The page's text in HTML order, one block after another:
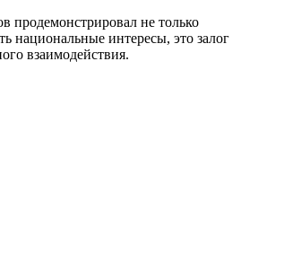
не только
национальные интересы, это залог
взаимодействия.